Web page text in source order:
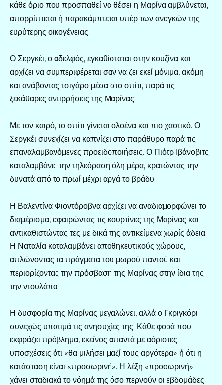
κάθε όριο που προσπαθεί να θέσει η Μαρίνα αμβλύνεται,
απορρίπτεται ή παρακάμπτεται υπέρ των αναγκών της
ευρύτερης οικογένειας.
Ο Σεργκέι, ο αδελφός, εγκαθίσταται στην κουζίνα και
αρχίζει να συμπεριφέρεται σαν να ζει εκεί μόνιμα, ακόμη
και ανάβοντας τσιγάρο μέσα στο σπίτι, παρά τις
ξεκάθαρες αντιρρήσεις της Μαρίνας.
Με τον καιρό, το σπίτι γίνεται ολοένα και πιο χαοτικό. Ο
Σεργκέι συνεχίζει να καπνίζει στο παράθυρο παρά τις
επαναλαμβανόμενες προειδοποιήσεις. Ο Πιότρ Ιβάνοβιτς
καταλαμβάνει την τηλεόραση όλη μέρα, κρατώντας την
δυνατά από το πρωί μέχρι αργά το βράδυ.
Η Βαλεντίνα Φιοντόροβνα αρχίζει να αναδιαμορφώνει το
διαμέρισμα, αφαιρώντας τις κουρτίνες της Μαρίνας και
αντικαθιστώντας τες με δικά της αντικείμενα χωρίς άδεια.
Η Ναταλία καταλαμβάνει αποθηκευτικούς χώρους,
απλώνοντας τα πράγματα του μωρού παντού και
περιορίζοντας την πρόσβαση της Μαρίνας στην ίδια της
την ντουλάπα.
Η δυσφορία της Μαρίνας μεγαλώνει, αλλά ο Γκριγκόρι
συνεχώς υποτιμά τις ανησυχίες της. Κάθε φορά που
εκφράζει πρόβλημα, εκείνος απαντά με αόριστες
υποσχέσεις ότι «θα μιλήσει μαζί τους αργότερα» ή ότι η
κατάσταση είναι «προσωρινή». Η λέξη «προσωρινή»
χάνει σταδιακά το νόημά της όσο περνούν οι εβδομάδες